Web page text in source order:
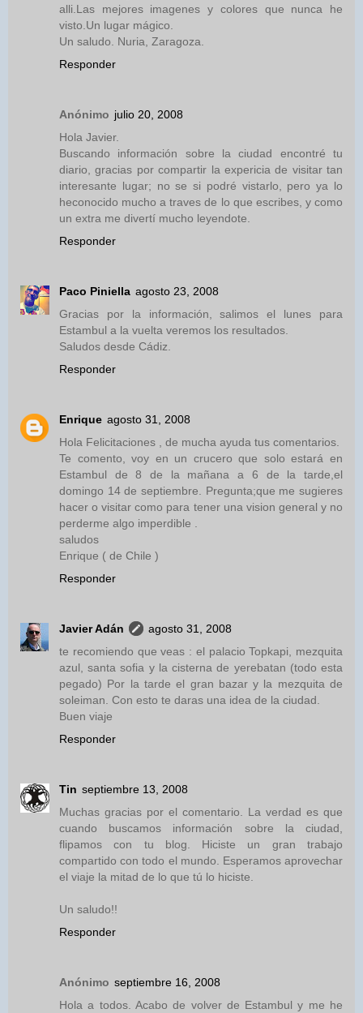
alli.Las mejores imagenes y colores que nunca he
visto.Un lugar mágico.
Un saludo. Nuria, Zaragoza.
Responder
Anónimo julio 20, 2008
Hola Javier.
Buscando información sobre la ciudad encontré tu
diario, gracias por compartir la expericia de visitar tan
interesante lugar; no se si podré vistarlo, pero ya lo
heconocido mucho a traves de lo que escribes, y como
un extra me divertí mucho leyendote.
Responder
Paco Piniella agosto 23, 2008
Gracias por la información, salimos el lunes para
Estambul a la vuelta veremos los resultados.
Saludos desde Cádiz.
Responder
Enrique agosto 31, 2008
Hola Felicitaciones , de mucha ayuda tus comentarios.
Te comento, voy en un crucero que solo estará en
Estambul de 8 de la mañana a 6 de la tarde,el
domingo 14 de septiembre. Pregunta;que me sugieres
hacer o visitar como para tener una vision general y no
perderme algo imperdible .
saludos
Enrique ( de Chile )
Responder
Javier Adán
agosto 31, 2008
te recomiendo que veas : el palacio Topkapi, mezquita
azul, santa sofia y la cisterna de yerebatan (todo esta
pegado) Por la tarde el gran bazar y la mezquita de
soleiman. Con esto te daras una idea de la ciudad.
Buen viaje
Responder
Tin septiembre 13, 2008
Muchas gracias por el comentario. La verdad es que
cuando buscamos información sobre la ciudad,
flipamos con tu blog. Hiciste un gran trabajo
compartido con todo el mundo. Esperamos aprovechar
el viaje la mitad de lo que tú lo hiciste.
Un saludo!!
Responder
Anónimo septiembre 16, 2008
Hola a todos. Acabo de volver de Estambul y me he